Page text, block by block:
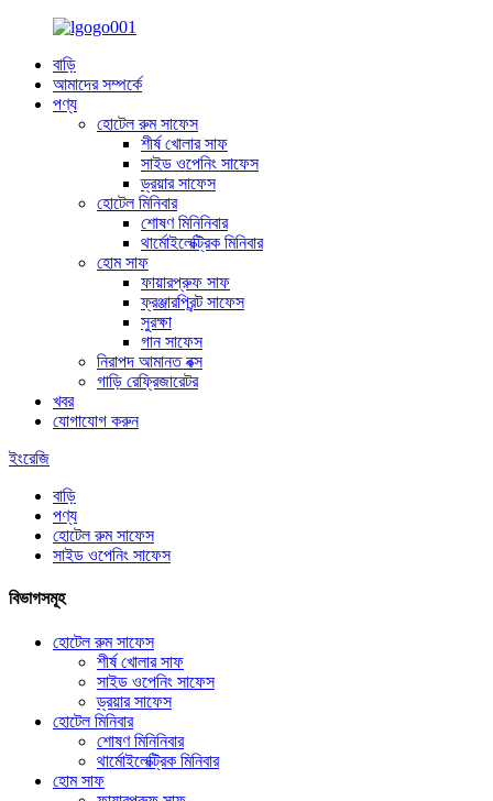
বাড়ি
আমাদের সম্পর্কে
পণ্য
হোটেল রুম সাফেস
শীর্ষ খোলার সাফ
সাইড ওপেনিং সাফেস
ড্রয়ার সাফেস
হোটেল মিনিবার
শোষণ মিনিনিবার
থার্মোইলেক্ট্রিক মিনিবার
হোম সাফ
ফায়ারপ্রুফ সাফ
ফ্রঞ্জারপ্রিন্ট সাফেস
সুরক্ষা
গান সাফেস
নিরাপদ আমানত বক্স
গাড়ি রেফ্রিজারেটর
খবর
যোগাযোগ করুন
ইংরেজি
বাড়ি
পণ্য
হোটেল রুম সাফেস
সাইড ওপেনিং সাফেস
বিভাগসমূহ
হোটেল রুম সাফেস
শীর্ষ খোলার সাফ
সাইড ওপেনিং সাফেস
ড্রয়ার সাফেস
হোটেল মিনিবার
শোষণ মিনিনিবার
থার্মোইলেক্ট্রিক মিনিবার
হোম সাফ